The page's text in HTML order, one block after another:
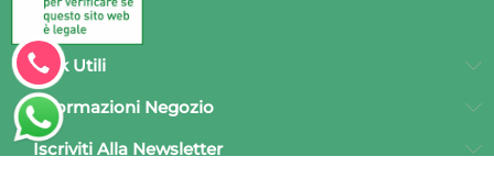
Link Utili
Informazioni Negozio
Iscriviti Alla Newsletter
Clicca
per
chiamarci
subito